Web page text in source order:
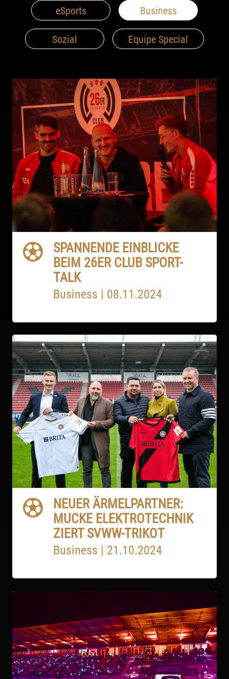
eSports Business
Sozial Equipe Special
SPANNENDE EINBLICKE
BEIM 26ER CLUB SPORT-
TALK
Business | 08.11.2024
NEUER ÄRMELPARTNER:
MUCKE ELEKTROTECHNIK
ZIERT SVWW-TRIKOT
Business | 21.10.2024